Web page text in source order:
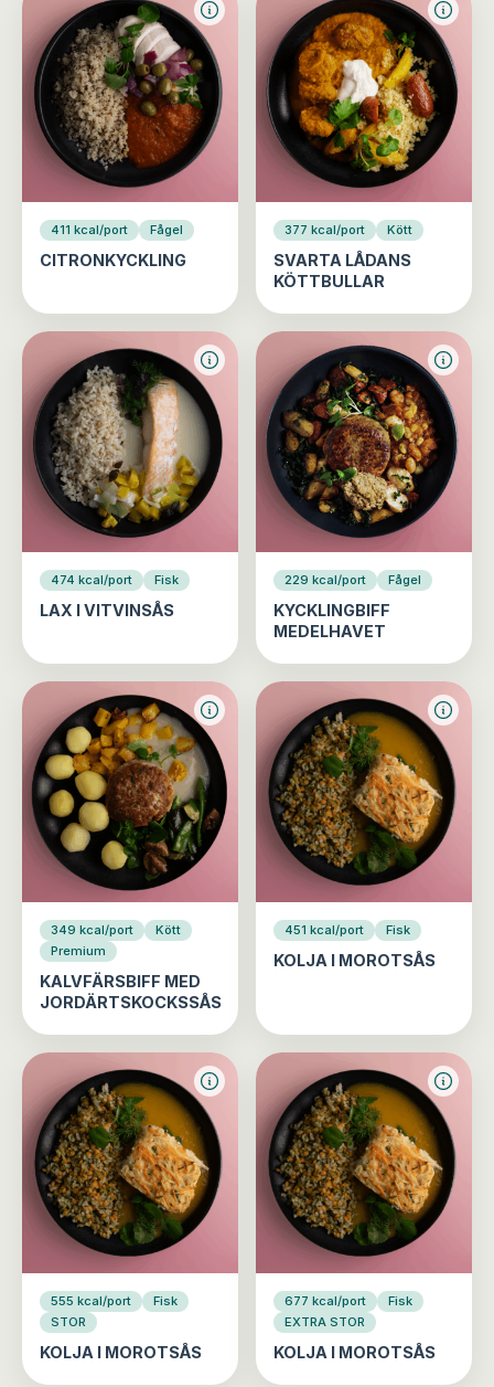
411 kcal/port Fågel
CITRONKYCKLING
377 kcal/port Kött
SVARTA LÅDANS
KÖTTBULLAR
474 kcal/port Fisk
LAX I VITVINSÅS
229 kcal/port Fågel
KYCKLINGBIFF
MEDELHAVET
349 kcal/port
Kött
Premium
KALVFÄRSBIFF MED
JORDÄRTSKOCKSSÅS
451 kcal/port Fisk
KOLJA I MOROTSÅS
555 kcal/port
Fisk
STOR
KOLJA I MOROTSÅS
677 kcal/port
Fisk
EXTRA STOR
KOLJA I MOROTSÅS